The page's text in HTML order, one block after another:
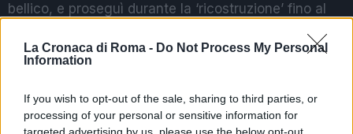
La Cronaca di Roma - Do Not Process My Personal
Information
If you wish to opt-out of the sale, sharing to third parties, or
processing of your personal or sensitive information for
bellico, e proseguì durante la ‘ricostruzione’ fino al
più anticipato della storia, al 29 febbraio. Per i
dodici i mesi dell’anno mentre l’adozione definitiva di
quella legale si ebbe nel 1966, dal 22 maggio al 24